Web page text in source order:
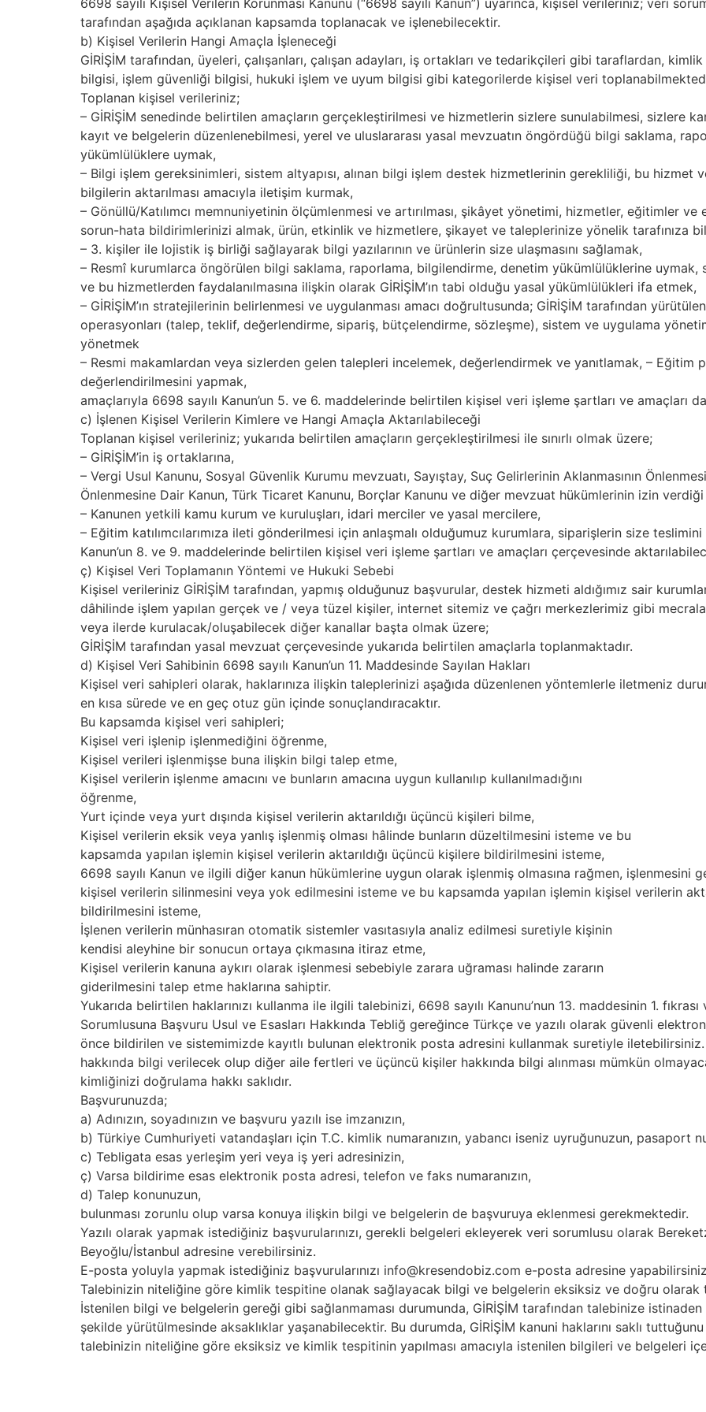
6698 sayılı Kişisel Verilerin Korunması Kanunu (“6698 sayılı Kanun”) uyarınca, kişisel verileriniz; veri
tarafından aşağıda açıklanan kapsamda toplanacak ve işlenebilecektir.
b) Kişisel Verilerin Hangi Amaçla İşleneceği
GİRİŞİM tarafından, üyeleri, çalışanları, çalışan adayları, iş ortakları ve tedarikçileri gibi taraflardan,
bilgisi, işlem güvenliği bilgisi, hukuki işlem ve uyum bilgisi gibi kategorilerde kişisel veri
Toplanan kişisel verileriniz;
– GİRİŞİM senedinde belirtilen amaçların gerçekleştirilmesi ve hizmetlerin sizlere sunulabilmesi, sizlere
kayıt ve belgelerin düzenlenebilmesi, yerel ve uluslararası yasal mevzuatın öngördüğü bilgi saklama,
yükümlülüklere uymak,
– Bilgi işlem gereksinimleri, sistem altyapısı, alınan bilgi işlem destek hizmetlerinin gerekliliği, bu hizmet
bilgilerin aktarılması amacıyla iletişim kurmak,
– Gönüllü/Katılımcı memnuniyetinin ölçümlenmesi ve artırılması, şikâyet yönetimi, hizmetler, eğitimler
sorun-hata bildirimlerinizi almak, ürün, etkinlik ve hizmetlere, şikayet ve taleplerinize yönelik tarafınıza
– 3. kişiler ile lojistik iş birliği sağlayarak bilgi yazılarının ve ürünlerin size ulaşmasını sağlamak,
– Resmî kurumlarca öngörülen bilgi saklama, raporlama, bilgilendirme, denetim yükümlülüklerine
ve bu hizmetlerden faydalanılmasına ilişkin olarak GİRİŞİM’ın tabi olduğu yasal yükümlülükleri ifa etmek,
– GİRİŞİM’ın stratejilerinin belirlenmesi ve uygulanması amacı doğrultusunda; GİRİŞİM tarafından
operasyonları (talep, teklif, değerlendirme, sipariş, bütçelendirme, sözleşme), sistem ve uygulama
yönetmek
– Resmi makamlardan veya sizlerden gelen talepleri incelemek, değerlendirmek ve yanıtlamak, – Eğitim
değerlendirilmesini yapmak,
amaçlarıyla 6698 sayılı Kanun’un 5. ve 6. maddelerinde belirtilen kişisel veri işleme şartları ve amaçları
c) İşlenen Kişisel Verilerin Kimlere ve Hangi Amaçla Aktarılabileceği
Toplanan kişisel verileriniz; yukarıda belirtilen amaçların gerçekleştirilmesi ile sınırlı olmak üzere;
– GİRİŞİM’in iş ortaklarına,
– Vergi Usul Kanunu, Sosyal Güvenlik Kurumu mevzuatı, Sayıştay, Suç Gelirlerinin Aklanmasının
Önlenmesine Dair Kanun, Türk Ticaret Kanunu, Borçlar Kanunu ve diğer mevzuat hükümlerinin izin
– Kanunen yetkili kamu kurum ve kuruluşları, idari merciler ve yasal mercilere,
– Eğitim katılımcılarımıza ileti gönderilmesi için anlaşmalı olduğumuz kurumlara, siparişlerin size
Kanun’un 8. ve 9. maddelerinde belirtilen kişisel veri işleme şartları ve amaçları çerçevesinde
ç) Kişisel Veri Toplamanın Yöntemi ve Hukuki Sebebi
Kişisel verileriniz GİRİŞİM tarafından, yapmış olduğunuz başvurular, destek hizmeti aldığımız sair
dâhilinde işlem yapılan gerçek ve / veya tüzel kişiler, internet sitemiz ve çağrı merkezlerimiz gibi
veya ilerde kurulacak/oluşabilecek diğer kanallar başta olmak üzere;
GİRİŞİM tarafından yasal mevzuat çerçevesinde yukarıda belirtilen amaçlarla toplanmaktadır.
d) Kişisel Veri Sahibinin 6698 sayılı Kanun’un 11. Maddesinde Sayılan Hakları
Kişisel veri sahipleri olarak, haklarınıza ilişkin taleplerinizi aşağıda düzenlenen yöntemlerle iletmeniz
en kısa sürede ve en geç otuz gün içinde sonuçlandıracaktır.
Bu kapsamda kişisel veri sahipleri;
Kişisel veri işlenip işlenmediğini öğrenme,
Kişisel verileri işlenmişse buna ilişkin bilgi talep etme,
Kişisel verilerin işlenme amacını ve bunların amacına uygun kullanılıp kullanılmadığını
öğrenme,
Yurt içinde veya yurt dışında kişisel verilerin aktarıldığı üçüncü kişileri bilme,
Kişisel verilerin eksik veya yanlış işlenmiş olması hâlinde bunların düzeltilmesini isteme ve bu
kapsamda yapılan işlemin kişisel verilerin aktarıldığı üçüncü kişilere bildirilmesini isteme,
6698 sayılı Kanun ve ilgili diğer kanun hükümlerine uygun olarak işlenmiş olmasına rağmen, işlenmesini
kişisel verilerin silinmesini veya yok edilmesini isteme ve bu kapsamda yapılan işlemin kişisel verilerin
bildirilmesini isteme,
İşlenen verilerin münhasıran otomatik sistemler vasıtasıyla analiz edilmesi suretiyle kişinin
kendisi aleyhine bir sonucun ortaya çıkmasına itiraz etme,
Kişisel verilerin kanuna aykırı olarak işlenmesi sebebiyle zarara uğraması halinde zararın
giderilmesini talep etme haklarına sahiptir.
Yukarıda belirtilen haklarınızı kullanma ile ilgili talebinizi, 6698 sayılı Kanunu’nun 13. maddesinin 1.
Sorumlusuna Başvuru Usul ve Esasları Hakkında Tebliğ gereğince Türkçe ve yazılı olarak güvenli
önce bildirilen ve sistemimizde kayıtlı bulunan elektronik posta adresini kullanmak suretiyle
hakkında bilgi verilecek olup diğer aile fertleri ve üçüncü kişiler hakkında bilgi alınması mümkün
kimliğinizi doğrulama hakkı saklıdır.
Başvurunuzda;
a) Adınızın, soyadınızın ve başvuru yazılı ise imzanızın,
b) Türkiye Cumhuriyeti vatandaşları için T.C. kimlik numaranızın, yabancı iseniz uyruğunuzun, pasaport
c) Tebligata esas yerleşim yeri veya iş yeri adresinizin,
ç) Varsa bildirime esas elektronik posta adresi, telefon ve faks numaranızın,
d) Talep konunuzun,
bulunması zorunlu olup varsa konuya ilişkin bilgi ve belgelerin de başvuruya eklenmesi gerekmektedir.
Yazılı olarak yapmak istediğiniz başvurularınızı, gerekli belgeleri ekleyerek veri sorumlusu olarak
Beyoğlu/İstanbul adresine verebilirsiniz.
E-posta yoluyla yapmak istediğiniz başvurularınızı info@kresendobiz.com e-posta adresine
Talebinizin niteliğine göre kimlik tespitine olanak sağlayacak bilgi ve belgelerin eksiksiz ve doğru olarak
İstenilen bilgi ve belgelerin gereği gibi sağlanmaması durumunda, GİRİŞİM tarafından talebinize
şekilde yürütülmesinde aksaklıklar yaşanabilecektir. Bu durumda, GİRİŞİM kanuni haklarını saklı
talebinizin niteliğine göre eksiksiz ve kimlik tespitinin yapılması amacıyla istenilen bilgileri ve belgeleri